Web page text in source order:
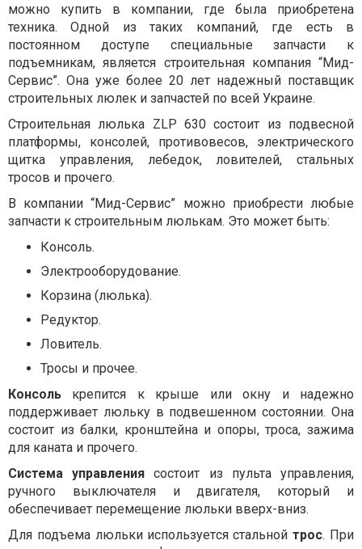
можно купить в компании, где была приобретена
техника. Одной из таких компаний, где есть в
постоянном доступе специальные запчасти к
подъемникам, является строительная компания “Мид-
Сервис”. Она уже более 20 лет надежный поставщик
строительных люлек и запчастей по всей Украине.
Строительная люлька ZLP 630 состоит из подвесной
платформы, консолей, противовесов, электрического
щитка управления, лебедок, ловителей, стальных
тросов и прочего.
В компании “Мид-Сервис” можно приобрести любые
запчасти к строительным люлькам. Это может быть:
Консоль.
Электрооборудование.
Корзина (люлька).
Редуктор.
Ловитель.
Тросы и прочее.
Консоль крепится к крыше или окну и надежно
поддерживает люльку в подвешенном состоянии. Она
состоит из балки, кронштейна и опоры, троса, зажима
для каната и прочего.
Система управления состоит из пульта управления,
ручного выключателя и двигателя, который и
обеспечивает перемещение люльки вверх-вниз.
Для подъема люльки используется стальнойтрос. При